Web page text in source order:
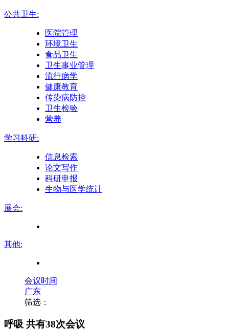
公共卫生:
医院管理
环境卫生
食品卫生
卫生事业管理
流行病学
健康教育
传染病防控
卫生检验
营养
学习科研:
信息检索
论文写作
科研申报
生物与医学统计
展会:
其他:
会议时间
广东
筛选：
呼吸 共有38次会议